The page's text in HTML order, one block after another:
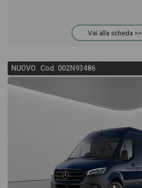
Vai alla scheda >>
NUOVO Cod. 002N93486